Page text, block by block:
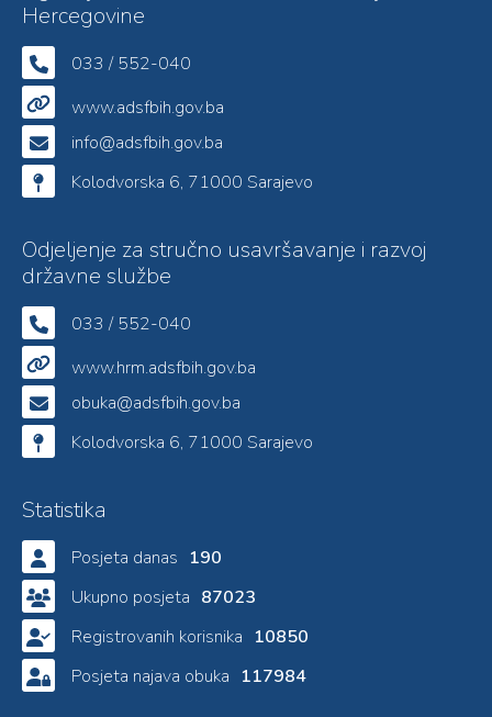
Hercegovine
033 / 552-040
www.adsfbih.gov.ba
info@adsfbih.gov.ba
Kolodvorska 6, 71000 Sarajevo
Odjeljenje za stručno usavršavanje i razvoj
državne službe
033 / 552-040
www.hrm.adsfbih.gov.ba
obuka@adsfbih.gov.ba
Kolodvorska 6, 71000 Sarajevo
Statistika
Posjeta danas 190
Ukupno posjeta 87023
Registrovanih korisnika 10850
Posjeta najava obuka 117984